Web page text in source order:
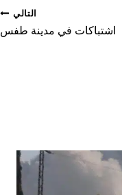
التالي
اشتباكات في مدينة طفس